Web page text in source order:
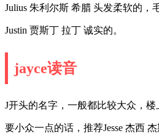
Julius 朱利尔斯 希腊 头发柔软的，
Justin 贾斯丁 拉丁 诚实的。
jayce读音
J开头的名字，一般都比较大众，楼
要小众一点的话，推荐Jesse 杰西